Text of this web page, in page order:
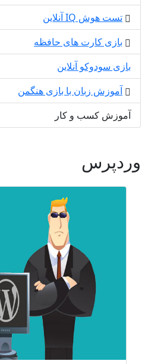
تست هوش IQ آنلاین
بازی کارت های حافظه
بازی سودوکو آنلاین
آموزش زبان با بازی هنگمن
آموزش کسب و کار
وردپرس